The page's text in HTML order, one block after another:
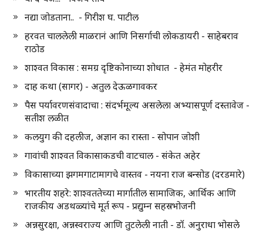
नद्या जोडताना.. - गिरीश घ. पाटील
हरवत चाललेली माळरानं आणि निसर्गाची लोकडायरी - साहेबराव
राठोड
शाश्वत विकास : समग्र दृष्टिकोनाच्या शोधात - हेमंत मोहरीर
दाह कथा (सागर) - अतुल देऊळगावकर
पैस पर्यावरणसंवादाचा : संदर्भमूल्य असलेला अभ्यासपूर्ण दस्तावेज -
सतीश लळीत
कलयुग की दहलीज, अज्ञान का रास्ता - सोपान जोशी
गावांची शाश्वत विकासाकडची वाटचाल - संकेत अहेर
विकासाच्या झगमगाटामागचे वास्तव - नयना राज बन्सोड (दरडमारे)
भारतीय शहरे: शाश्वततेच्या मार्गातील सामाजिक, आर्थिक आणि
राजकीय अडथळ्यांचे मूर्त रूप - प्रद्युम्न सहस्रभोजनी
अन्नसुरक्षा, अन्नस्वराज्य आणि तुटलेली नाती - डॉ. अनुराधा भोसले